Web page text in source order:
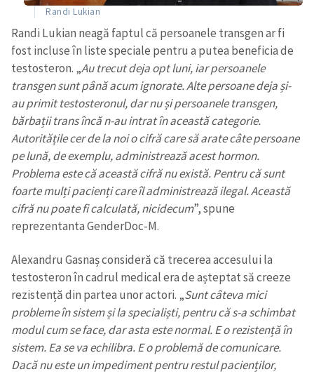
Randi Lukian
Randi Lukian neagă faptul că persoanele transgen ar fi
fost incluse în liste speciale pentru a putea beneficia de
testosteron. „Au trecut deja opt luni, iar persoanele
transgen sunt până acum ignorate. Alte persoane deja și-
au primit testosteronul, dar nu și persoanele transgen,
bărbații trans încă n-au intrat în această categorie.
Autoritățile cer de la noi o cifră care să arate câte persoane
pe lună, de exemplu, administrează acest hormon.
Problema este că această cifră nu există. Pentru că sunt
foarte mulți pacienți care îl administrează ilegal. Această
cifră nu poate fi calculată, nicidecum”, spune
reprezentanta GenderDoc-M.
Alexandru Gasnaș consideră că trecerea accesului la
testosteron în cadrul medical era de așteptat să creeze
rezistență din partea unor actori. „Sunt câteva mici
probleme în sistem și la specialiști, pentru că s-a schimbat
modul cum se face, dar asta este normal. E o rezistență în
sistem. Ea se va echilibra. E o problemă de comunicare.
Dacă nu este un impediment pentru restul pacienților,